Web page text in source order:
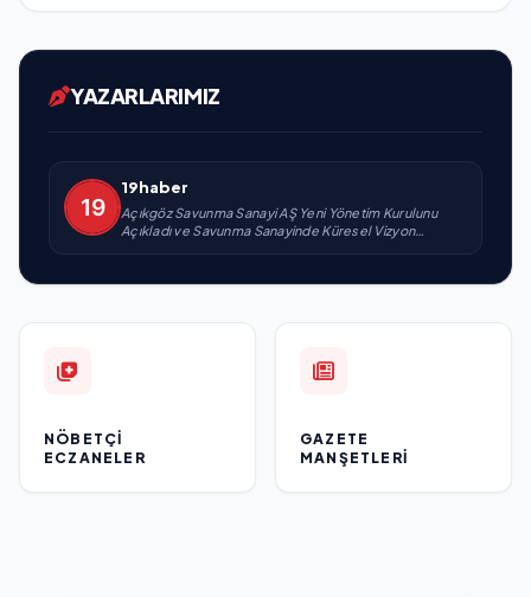
YAZARLARIMIZ
19haber
Açıkgöz Savunma Sanayi AŞ Yeni Yönetim Kurulunu
Açıkladı ve Savunma Sanayinde Küresel Vizyon
NÖBETÇI
ECZANELER
GAZETE
MANŞETLERI